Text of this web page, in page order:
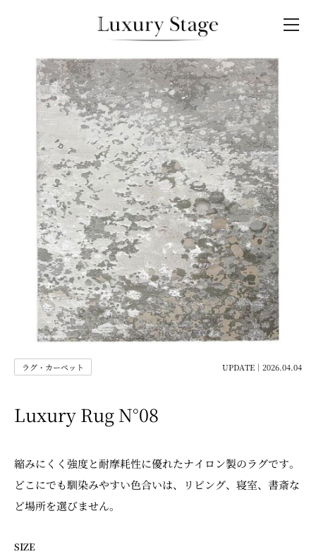
ラグ・カーペット UPDATE｜2026.04.04
Luxury Rug N°08
縮みにくく強度と耐摩耗性に優れたナイロン製のラグです。
どこにでも馴染みやすい色合いは、リビング、寝室、書斎な
ど場所を選びません。
SIZE